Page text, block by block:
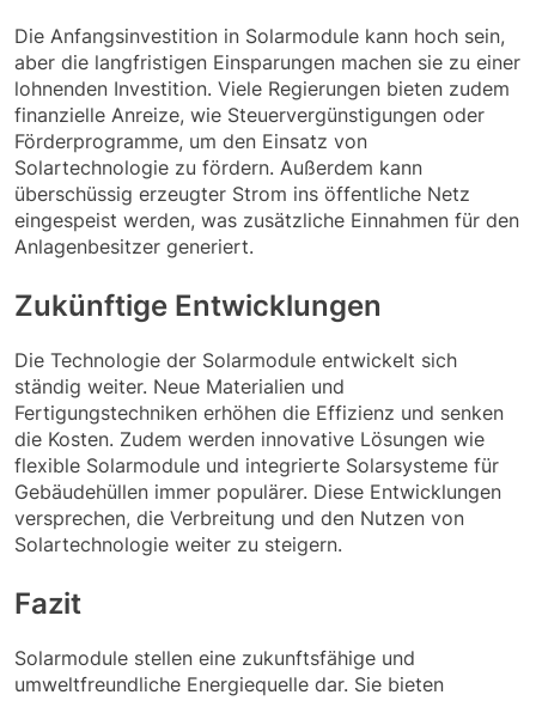
Die Anfangsinvestition in Solarmodule kann hoch sein,
aber die langfristigen Einsparungen machen sie zu einer
lohnenden Investition. Viele Regierungen bieten zudem
finanzielle Anreize, wie Steuervergünstigungen oder
Förderprogramme, um den Einsatz von
Solartechnologie zu fördern. Außerdem kann
überschüssig erzeugter Strom ins öffentliche Netz
eingespeist werden, was zusätzliche Einnahmen für den
Anlagenbesitzer generiert.
Zukünftige Entwicklungen
Die Technologie der Solarmodule entwickelt sich
ständig weiter. Neue Materialien und
Fertigungstechniken erhöhen die Effizienz und senken
die Kosten. Zudem werden innovative Lösungen wie
flexible Solarmodule und integrierte Solarsysteme für
Gebäudehüllen immer populärer. Diese Entwicklungen
versprechen, die Verbreitung und den Nutzen von
Solartechnologie weiter zu steigern.
Fazit
Solarmodule stellen eine zukunftsfähige und
umweltfreundliche Energiequelle dar. Sie bieten